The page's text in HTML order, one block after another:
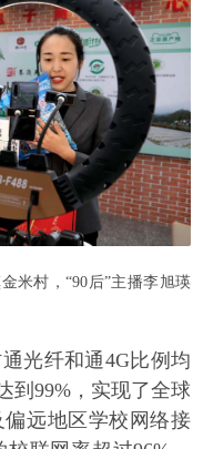
米村，“90后”主播李旭瑛
光纤和通4G比例均
到99%，实现了全球
远地区学校网络接